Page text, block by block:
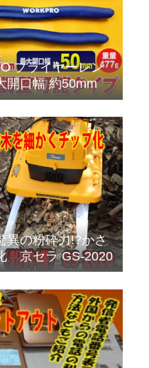
プライヤーレン
口幅 約50mm
異の粉砕力!?かさ
京セラ GS-2020